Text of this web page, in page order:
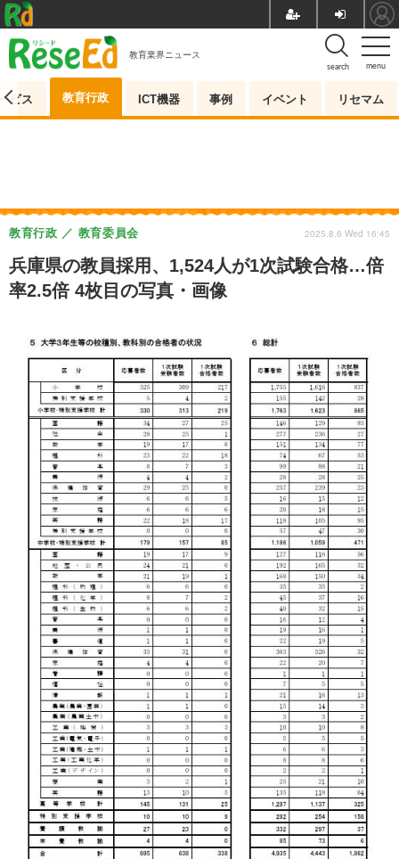
menu
search
教育業界ニュース
ビス 教育行政 ICT機器 事例 イベント リセマム
兵庫県の教員採用、1,524人が1次試験合格…倍
率2.5倍 4枚目の写真・画像
教育行政 教育委員会 2025.8.6 Wed 16:45